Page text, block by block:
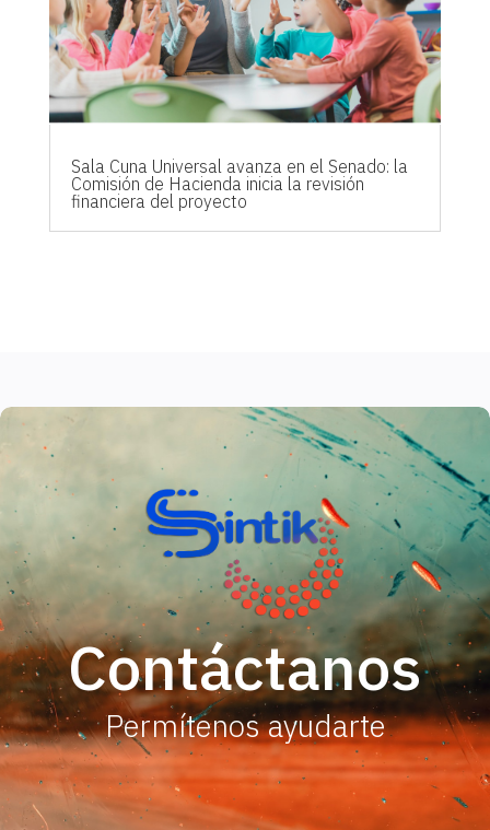
Sala Cuna Universal avanza en el Senado: la
Comisión de Hacienda inicia la revisión
financiera del proyecto
Contáctanos
Permítenos ayudarte